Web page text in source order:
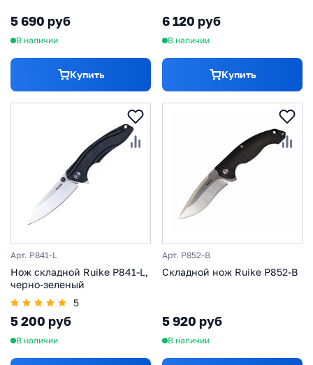
5 690 руб
В наличии
Купить
6 120 руб
В наличии
Купить
Арт. P841-L
Нож складной Ruike P841-L,
черно-зеленый
5
5 200 руб
В наличии
Арт. P852-B
Складной нож Ruike P852-B
5 920 руб
В наличии